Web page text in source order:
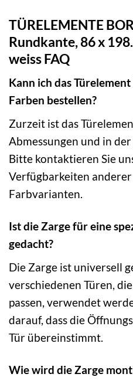
TÜRELEMENTE
Rundkante, 86 x
weiss FAQ
Kann ich das
Farben bestellen?
Zurzeit ist das
Abmessungen und in
Bitte kontaktieren Sie
Verfügbarkeiten
Farbvarianten.
Ist die Zarge für eine
gedacht?
Die Zarge ist universell
verschiedenen Türen,
passen, verwendet
darauf, dass die
Tür übereinstimmt.
Wie wird die Zarge